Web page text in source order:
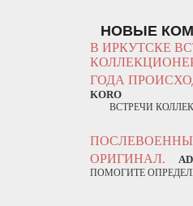
НОВЫЕ
В ИРКУТСКЕ
ГОДА
KORO
ВСТРЕЧИ
ОРИГИНАЛ.
ПОМОГИТЕ